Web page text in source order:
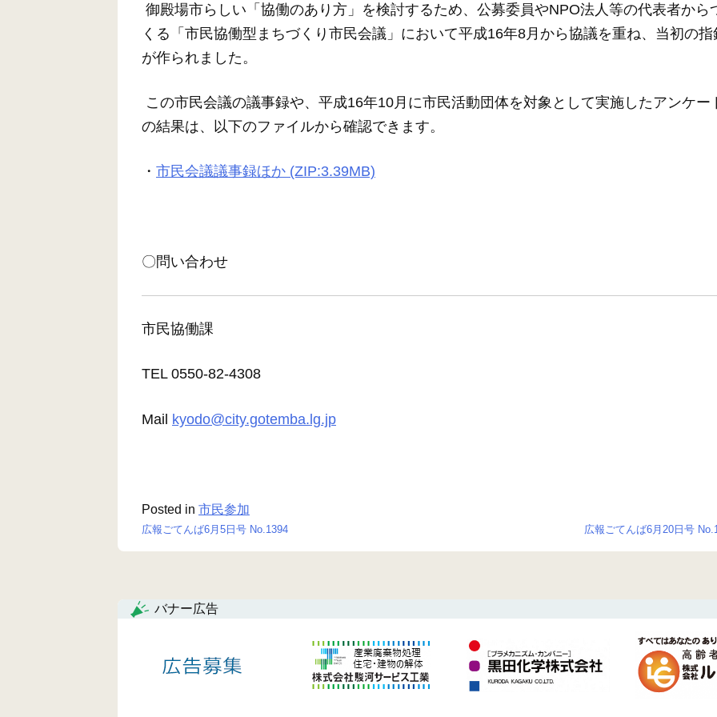
御殿場市らしい「協働のあり方」を検討するため、公募委員やNPO法人等の代表者から
くる「市民協働型まちづくり市民会議」において平成16年8月から協議を重ね、当初の指
が作られました。
この市民会議の議事録や、平成16年10月に市民活動団体を対象として実施したアンケー
の結果は、以下のファイルから確認できます。
・ 市民会議議事録ほか (ZIP:3.39MB)
〇問い合わせ
市民協働課
TEL 0550-82-4308
Mail kyodo@city.gotemba.lg.jp
Posted in 市民参加
ナ
広報ごてんば6月5日号 No.1394 広報ごてんば6月20日号
バナー広告